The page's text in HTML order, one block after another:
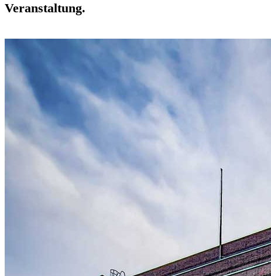
Veranstaltung.